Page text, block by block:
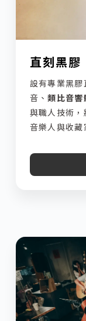
直刻黑膠
設有專業黑
音、類比音響
與職人技術
音樂人與收藏